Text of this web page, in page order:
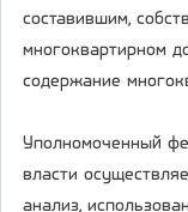
составившим,
многоквартирном
содержание
Уполномоченный
власти
анализ,